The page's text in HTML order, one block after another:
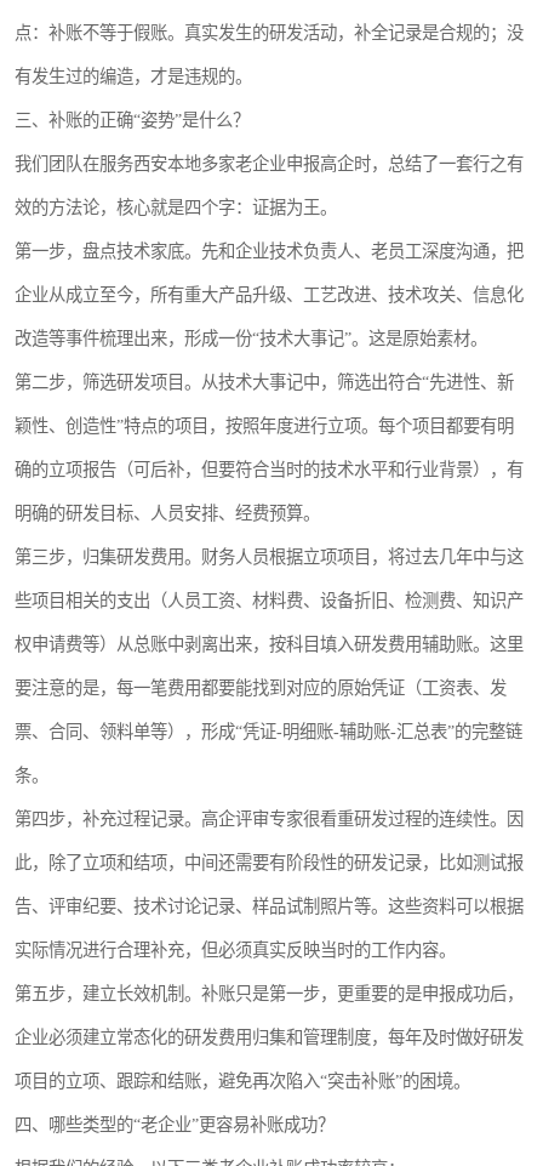
点：补账不等于假账。真实发生的研发活动，补全记录是合规的；没
有发生过的编造，才是违规的。
三、补账的正确“姿势”是什么？
我们团队在服务西安本地多家老企业申报高企时，总结了一套行之有
效的方法论，核心就是四个字：证据为王。
第一步，盘点技术家底。先和企业技术负责人、老员工深度沟通，把
企业从成立至今，所有重大产品升级、工艺改进、技术攻关、信息化
改造等事件梳理出来，形成一份“技术大事记”。这是原始素材。
第二步，筛选研发项目。从技术大事记中，筛选出符合“先进性、新
颖性、创造性”特点的项目，按照年度进行立项。每个项目都要有明
确的立项报告（可后补，但要符合当时的技术水平和行业背景），有
明确的研发目标、人员安排、经费预算。
第三步，归集研发费用。财务人员根据立项项目，将过去几年中与这
些项目相关的支出（人员工资、材料费、设备折旧、检测费、知识产
权申请费等）从总账中剥离出来，按科目填入研发费用辅助账。这里
要注意的是，每一笔费用都要能找到对应的原始凭证（工资表、发
票、合同、领料单等），形成“凭证-明细账-辅助账-汇总表”的完整链
条。
第四步，补充过程记录。高企评审专家很看重研发过程的连续性。因
此，除了立项和结项，中间还需要有阶段性的研发记录，比如测试报
告、评审纪要、技术讨论记录、样品试制照片等。这些资料可以根据
实际情况进行合理补充，但必须真实反映当时的工作内容。
第五步，建立长效机制。补账只是第一步，更重要的是申报成功后，
企业必须建立常态化的研发费用归集和管理制度，每年及时做好研发
项目的立项、跟踪和结账，避免再次陷入“突击补账”的困境。
四、哪些类型的“老企业”更容易补账成功？